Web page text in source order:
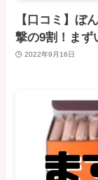
【口コミ】ぼ
撃の9割！まず
2022年9月16日